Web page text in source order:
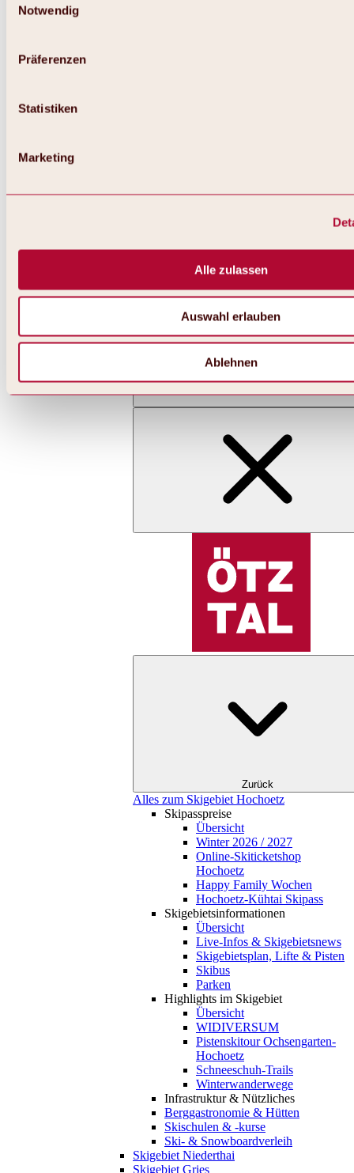
Notwendig
Präferenzen
Statistiken
Marketing
Alle zulassen
Auswahl erlauben
Ablehnen
Alles zu Skifahren & Snowboarden | Skigebiete
Skigebiet Hochoetz
Zurück
Alles zum Skigebiet Hochoetz
Skipasspreise
Übersicht
Winter 2026 / 2027
Online-Skiticketshop
Hochoetz
Happy Family Wochen
Hochoetz-Kühtai Skipass
Skigebietsinformationen
Übersicht
Live-Infos & Skigebietsnews
Skigebietsplan, Lifte & Pisten
Skibus
Parken
Highlights im Skigebiet
Übersicht
WIDIVERSUM
Pistenskitour Ochsengarten-
Hochoetz
Schneeschuh-Trails
Winterwanderwege
Infrastruktur & Nützliches
Berggastronomie & Hütten
Skischulen & -kurse
Ski- & Snowboardverleih
Skigebiet Niederthai
Skigebiet Gries